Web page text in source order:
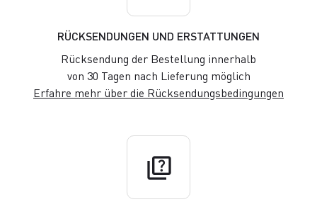
RÜCKSENDUNGEN UND ERSTATTUNGEN
Rücksendung der Bestellung innerhalb
von 30 Tagen nach Lieferung möglich
Erfahre mehr über die Rücksendungsbedingungen
quiz